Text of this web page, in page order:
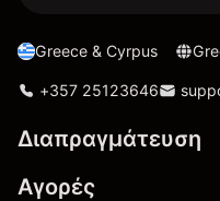
Greece & Cyrpus
+357 25123646
Διαπραγμάτευση
Αγορές